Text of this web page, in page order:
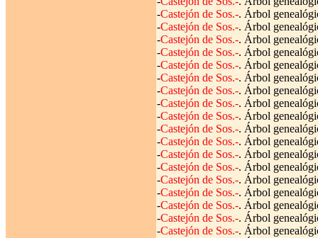
-Castejón de Sos.-. Árbol
-Castejón de Sos.-. Árbol
-Castejón de Sos.-. Árbol
-Castejón de Sos.-. Árbol
-Castejón de Sos.-. Árbol
-Castejón de Sos.-. Árbol
-Castejón de Sos.-. Árbol
-Castejón de Sos.-. Árbol
-Castejón de Sos.-. Árbol
-Castejón de Sos.-. Árbol
-Castejón de Sos.-. Árbol
-Castejón de Sos.-. Árbol
-Castejón de Sos.-. Árbol
-Castejón de Sos.-. Árbol
-Castejón de Sos.-. Árbol
-Castejón de Sos.-. Árbol
-Castejón de Sos.-. Árbol
-Castejón de Sos.-. Árbol